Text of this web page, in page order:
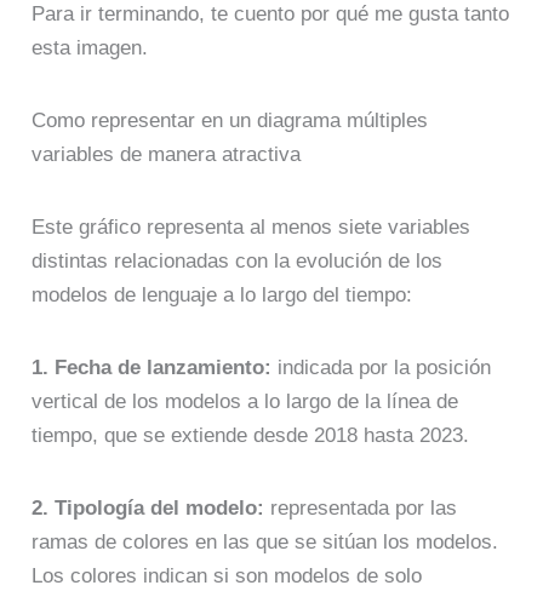
Para ir terminando, te cuento por qué me gusta tanto
esta imagen.
Como representar en un diagrama múltiples
variables de manera atractiva
Este gráfico representa al menos siete variables
distintas relacionadas con la evolución de los
modelos de lenguaje a lo largo del tiempo:
1. Fecha de lanzamiento: indicada por la posición
vertical de los modelos a lo largo de la línea de
tiempo, que se extiende desde 2018 hasta 2023.
2. Tipología del modelo: representada por las
ramas de colores en las que se sitúan los modelos.
Los colores indican si son modelos de solo